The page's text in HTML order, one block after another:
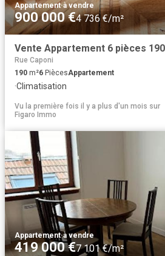
Appartement·à vendre
900 000 €4 736 €/m²
Vente Appartement 6 pièces
Rue Caponi
190 m²6 PiècesAppartement
·Climatisation
Vu la première fois il y a plus d'un mois sur
Figaro Immo
Appartement·à vendre
419 000 €7 101 €/m²